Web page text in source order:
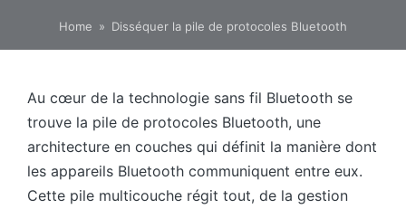
Home » Disséquer la pile de protocoles Bluetooth
Au cœur de la technologie sans fil Bluetooth se
trouve la pile de protocoles Bluetooth, une
architecture en couches qui définit la manière dont
les appareils Bluetooth communiquent entre eux.
Cette pile multicouche régit tout, de la gestion